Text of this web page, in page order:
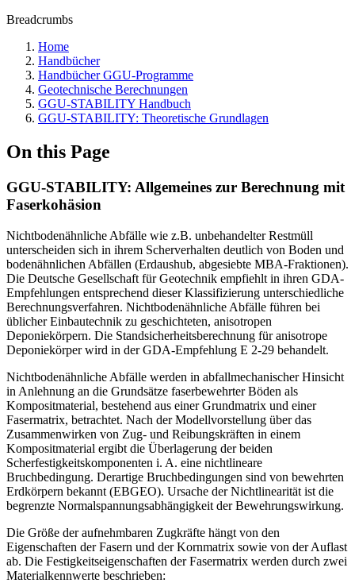
Breadcrumbs
Home
Handbücher
Handbücher GGU-Programme
Geotechnische Berechnungen
GGU-STABILITY Handbuch
GGU-STABILITY: Theoretische Grundlagen
On this Page
GGU-STABILITY: ​Allgemeines zur Berechnung mit
Faserkohäsion
Nichtbodenähnliche Abfälle wie z.B. unbehandelter Restmüll
unterscheiden sich in ihrem Scherverhalten deutlich von Boden und
bodenähnlichen Abfällen (Erdaushub, abgesiebte MBA-Fraktionen).
Die Deutsche Gesellschaft für Geotechnik empfiehlt in ihren GDA-
Empfehlungen entsprechend dieser Klassifizierung unterschiedliche
Berechnungsverfahren. Nichtbodenähnliche Abfälle führen bei
üblicher Einbautechnik zu geschichteten, anisotropen
Deponiekörpern. Die Standsicherheitsberechnung für anisotrope
Deponiekörper wird in der GDA-Empfehlung E 2-29 behandelt.
Nichtbodenähnliche Abfälle werden in abfallmechanischer Hinsicht
in Anlehnung an die Grundsätze faserbewehrter Böden als
Kompositmaterial, bestehend aus einer Grundmatrix und einer
Fasermatrix, betrachtet. Nach der Modellvorstellung über das
Zusammenwirken von Zug- und Reibungskräften in einem
Kompositmaterial ergibt die Überlagerung der beiden
Scherfestigkeitskomponenten i. A. eine nichtlineare
Bruchbedingung. Derartige Bruchbedingungen sind von bewehrten
Erdkörpern bekannt (EBGEO). Ursache der Nichtlinearität ist die
begrenzte Normalspannungsabhängigkeit der Bewehrungswirkung.
Die Größe der aufnehmbaren Zugkräfte hängt von den
Eigenschaften der Fasern und der Kornmatrix sowie von der Auflast
ab. Die Festigkeitseigenschaften der Fasermatrix werden durch zwei
Materialkennwerte beschrieben: